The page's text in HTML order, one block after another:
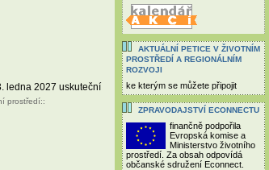
ledna 2027 uskuteční
prostředí::
AKTUÁLNÍ PETICE V ŽIVOTNÍM
PROSTŘEDÍ A REGIONÁLNÍM
ROZVOJI
ke kterým se můžete připojit
ZPRAVODAJSTVÍ ECONNECTU
finančně podpořila
Evropská komise a
Ministerstvo životního
prostředí. Za obsah odpovídá
občanské sdružení Econnect.